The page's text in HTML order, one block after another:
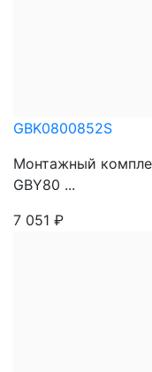
GBK0800852S
Монтажный
GBY80 ...
7 051 ₽